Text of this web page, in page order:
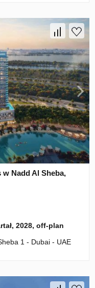
Nadd Al Sheba,
2028, off-plan
1 - Dubai - UAE